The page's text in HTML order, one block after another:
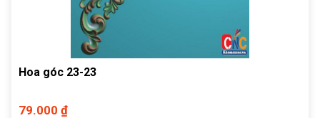
Hoa góc 23-23
79.000 ₫